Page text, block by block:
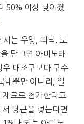
50% 이상 낮아졌
는 우엉, 더덕, 도
담그면 아미노태
대조구보다 구수
내뿐만 아니라, 일
료로 첨가한다고
당근을 넣는다면